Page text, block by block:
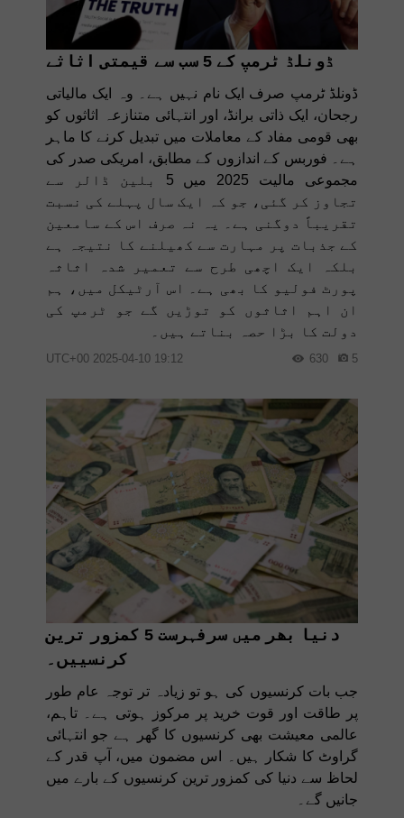
ڈونلڈ ٹرمپ کے 5 سب سے قیمتی اثاثے
ڈونلڈ ٹرمپ صرف ایک نام نہیں ہے۔ وہ ایک مالیاتی
رجحان، ایک ذاتی برانڈ، اور انتہائی متنازعہ اثاثوں کو
بھی قومی مفاد کے معاملات میں تبدیل کرنے کا ماہر
ہے۔ فوربس کے اندازوں کے مطابق، امریکی صدر کی
مجموعی مالیت 2025 میں 5 بلین ڈالر سے
تجاوز کر گئی، جو کہ ایک سال پہلے کی نسبت
تقریباً دوگنی ہے۔ یہ نہ صرف اس کے سامعین
کے جذبات پر مہارت سے کھیلنے کا نتیجہ ہے
بلکہ ایک اچھی طرح سے تعمیر شدہ اثاثہ
پورٹ فولیو کا بھی ہے۔ اس آرٹیکل میں، ہم
ان اہم اثاثوں کو توڑیں گے جو ٹرمپ کی
دولت کا بڑا حصہ بناتے ہیں۔
19:12 2025-04-10 UTC+00 5
630
دنیا بھر میں سرفہرست 5 کمزور ترین
کرنسییں۔
جب بات کرنسیوں کی ہو تو زیادہ تر توجہ عام طور
پر طاقت اور قوت خرید پر مرکوز ہوتی ہے۔ تاہم،
عالمی معیشت بھی کرنسیوں کا گھر ہے جو انتہائی
گراوٹ کا شکار ہیں۔ اس مضمون میں، آپ قدر کے
لحاظ سے دنیا کی کمزور ترین کرنسیوں کے بارے میں
جانیں گے۔